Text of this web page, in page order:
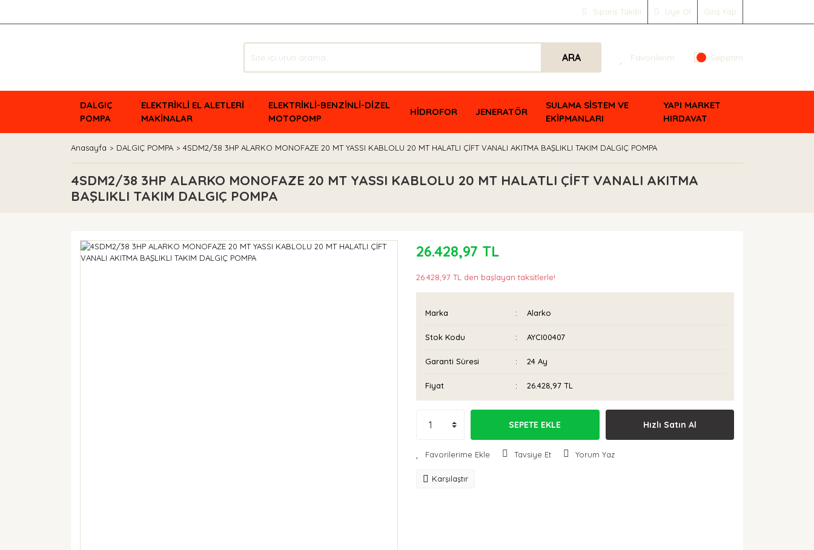
Sipariş Takibi Üye Ol Giriş Yap
ARA Favorilerim Sepetim
DALGIÇ
POMPA
ELEKTRİKLİ EL ALETLERİ
MAKİNALAR
ELEKTRİKLİ-BENZİNLİ-DİZEL
MOTOPOMP
HİDROFOR JENERATÖR
SULAMA SİSTEM VE
EKİPMANLARI
YAPI MARKET
HIRDAVAT
Anasayfa DALGIÇ POMPA 4SDM2/38 3HP ALARKO MONOFAZE 20 MT YASSI KABLOLU 20 MT HALATLI ÇİFT VANALI AKITMA BAŞLIKLI TAKIM DALGIÇ POMPA
4SDM2/38 3HP ALARKO MONOFAZE 20 MT YASSI KABLOLU 20 MT HALATLI ÇİFT VANALI AKITMA
BAŞLIKLI TAKIM DALGIÇ POMPA
26.428,97 TL
26.428,97 TL den başlayan taksitlerle!
Marka Alarko
Stok Kodu AYCI00407
Garanti Süresi 24 Ay
Fiyat 26.428,97 TL
SEPETE EKLE Hızlı Satın Al
Tavsiye Et Yorum Yaz
Karşılaştır